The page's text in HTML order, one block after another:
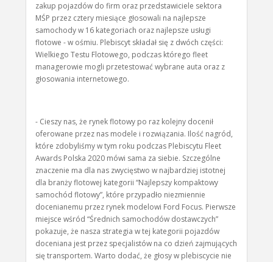
zakup pojazdów do firm oraz przedstawiciele sektora
MŚP przez cztery miesiące głosowali na najlepsze
samochody w 16 kategoriach oraz najlepsze usługi
flotowe - w ośmiu. Plebiscyt składał się z dwóch części:
Wielkiego Testu Flotowego, podczas którego fleet
managerowie mogli przetestować wybrane auta oraz z
głosowania internetowego.
- Cieszy nas, że rynek flotowy po raz kolejny docenił
oferowane przez nas modele i rozwiązania. Ilość nagród,
które zdobyliśmy w tym roku podczas Plebiscytu Fleet
Awards Polska 2020 mówi sama za siebie. Szczególne
znaczenie ma dla nas zwycięstwo w najbardziej istotnej
dla branży flotowej kategorii “Najlepszy kompaktowy
samochód flotowy”, które przypadło niezmiennie
docenianemu przez rynek modelowi Ford Focus. Pierwsze
miejsce wśród “Średnich samochodów dostawczych”
pokazuje, że nasza strategia w tej kategorii pojazdów
doceniana jest przez specjalistów na co dzień zajmujących
się transportem. Warto dodać, że głosy w plebiscycie nie